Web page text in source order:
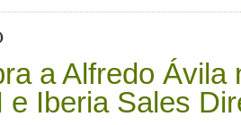
a Alfredo Ávila
e Iberia Sales